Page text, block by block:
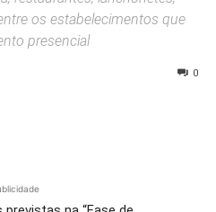
os estabelecimentos que
presencial
0